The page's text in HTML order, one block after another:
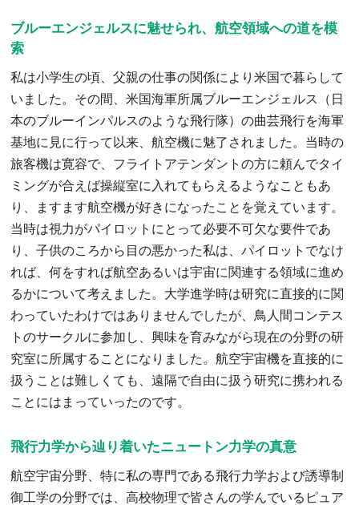
ブルーエンジェルスに魅せられ、航空領域への道を模
索
私は小学生の頃、父親の仕事の関係により米国で暮らして
いました。その間、米国海軍所属ブルーエンジェルス（日
本のブルーインパルスのような飛行隊）の曲芸飛行を海軍
基地に見に行って以来、航空機に魅了されました。当時の
旅客機は寛容で、フライトアテンダントの方に頼んでタイ
ミングが合えば操縦室に入れてもらえるようなこともあ
り、ますます航空機が好きになったことを覚えています。
当時は視力がパイロットにとって必要不可欠な要件であ
り、子供のころから目の悪かった私は、パイロットでなけ
れば、何をすれば航空あるいは宇宙に関連する領域に進め
るかについて考えました。大学進学時は研究に直接的に関
わっていたわけではありませんでしたが、鳥人間コンテス
トのサークルに参加し、興味を育みながら現在の分野の研
究室に所属することになりました。航空宇宙機を直接的に
扱うことは難しくても、遠隔で自由に扱う研究に携われる
ことにはまっていったのです。
飛行力学から辿り着いたニュートン力学の真意
航空宇宙分野、特に私の専門である飛行力学および誘導制
御工学の分野では、高校物理で皆さんの学んでいるピュア